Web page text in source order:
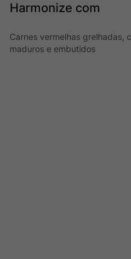
Harmonize com
Carnes vermelhas grelhadas,
maduros e embutidos